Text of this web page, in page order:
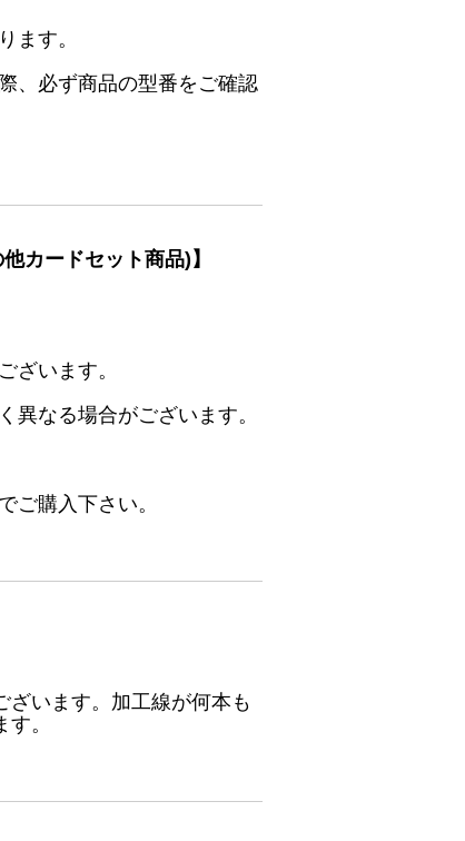
ます。
、必ず商品の型番をご確認
カードセット商品)】
ざいます。
異なる場合がございます。
ご購入下さい。
ざいます。加工線が何本も
。